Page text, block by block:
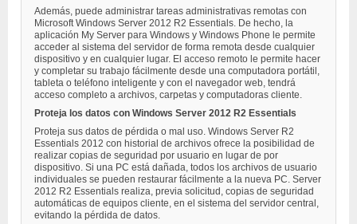
Además, puede administrar tareas administrativas remotas con
Microsoft Windows Server 2012 R2 Essentials. De hecho, la
aplicación My Server para Windows y Windows Phone le permite
acceder al sistema del servidor de forma remota desde cualquier
dispositivo y en cualquier lugar. El acceso remoto le permite hacer
y completar su trabajo fácilmente desde una computadora portátil,
tableta o teléfono inteligente y con el navegador web, tendrá
acceso completo a archivos, carpetas y computadoras cliente.
Proteja los datos con Windows Server 2012 R2 Essentials
Proteja sus datos de pérdida o mal uso. Windows Server R2
Essentials 2012 con historial de archivos ofrece la posibilidad de
realizar copias de seguridad por usuario en lugar de por
dispositivo. Si una PC está dañada, todos los archivos de usuario
individuales se pueden restaurar fácilmente a la nueva PC. Server
2012 R2 Essentials realiza, previa solicitud, copias de seguridad
automáticas de equipos cliente, en el sistema del servidor central,
evitando la pérdida de datos.